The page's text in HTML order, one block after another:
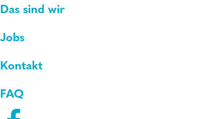
Das sind wir
Jobs
Kontakt
FAQ